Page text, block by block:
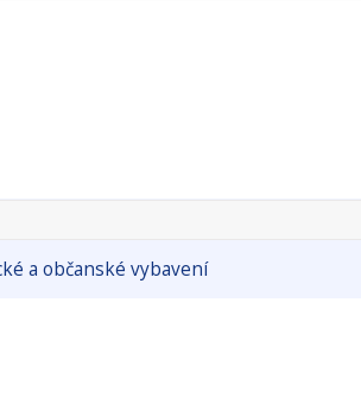
a občanské vybavení